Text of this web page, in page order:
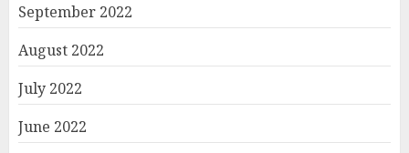
September 2022
August 2022
July 2022
June 2022